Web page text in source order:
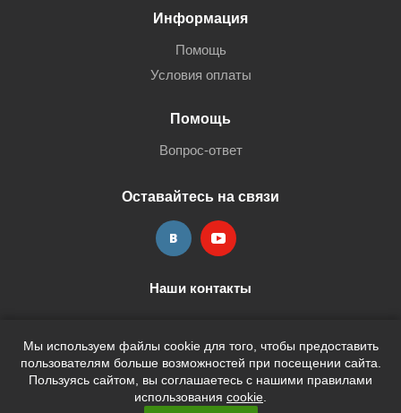
Мы используем файлы cookie для того, чтобы предоставить
пользователям больше возможностей при посещении сайта.
Пользуясь сайтом, вы соглашаетесь с нашими правилами
использования cookie
Информация
Помощь
Условия оплаты
Помощь
Вопрос-ответ
Оставайтесь на связи
Наши контакты